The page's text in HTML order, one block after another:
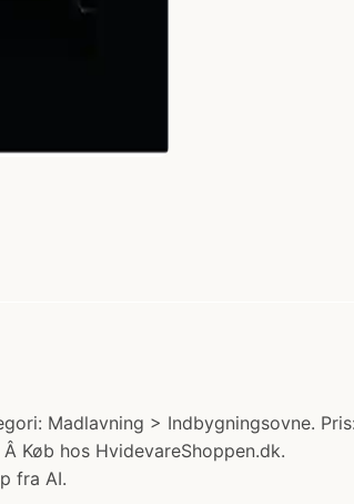
Madlavning > Indbygningsovne.
Køb hos HvidevareShoppen.dk.
fra AI.